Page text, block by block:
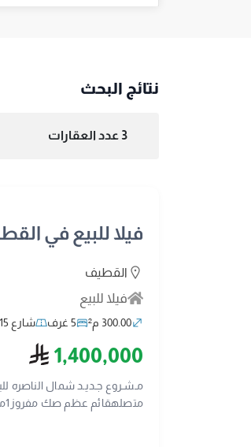
نتائج البحث
3 عدد العقارات
فيلا للبيع في
القطيف
فيلا للبيع
300.00 م² 5 غرف شارع 15 م
1,400,000